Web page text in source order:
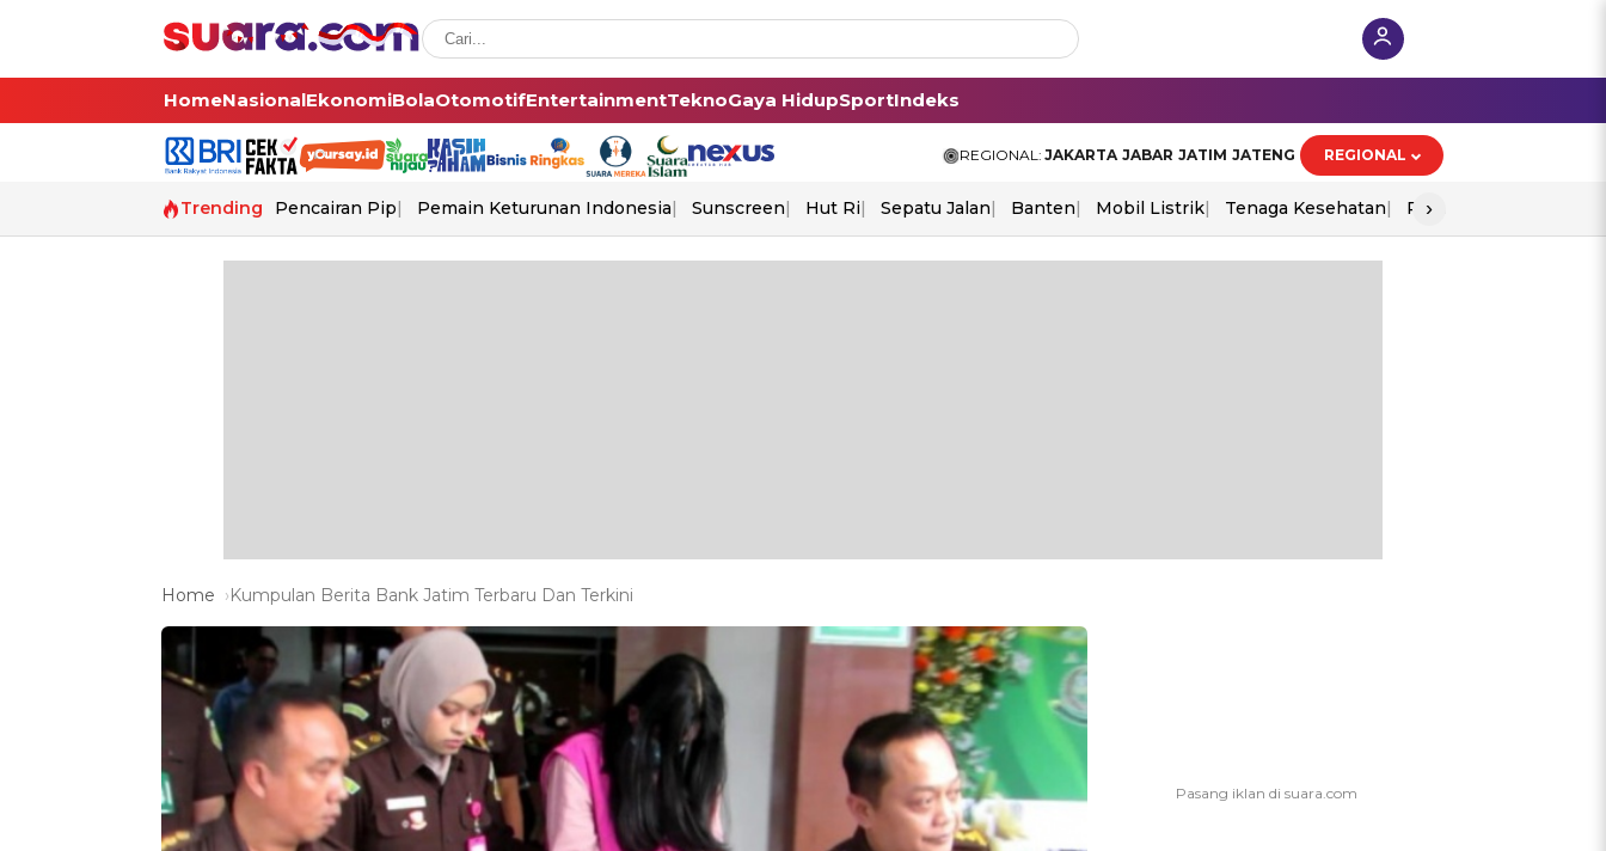
HomeNasionalEkonomiBolaOtomotifEntertainmentTeknoGaya HidupSportIndeks
REGIONAL: JAKARTA JABAR JATIM JATENG REGIONAL
Trending Pencairan Pip Pemain Keturunan Indonesia Sunscreen Hut Ri Sepatu Jalan Banten Mobil Listrik Tenaga Kesehatan Perang As-Iran
›
Home Kumpulan Berita Bank Jatim Terbaru Dan Terkini